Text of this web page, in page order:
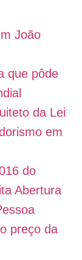
João
que pôde
da Lei
em
do
Abertura
preço da